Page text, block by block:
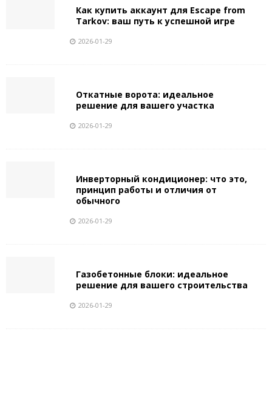
Как купить аккаунт для Escape from
Tarkov: ваш путь к успешной игре
2026-01-29
Откатные ворота: идеальное
решение для вашего участка
2026-01-29
Инверторный кондиционер: что это,
принцип работы и отличия от
обычного
2026-01-29
Газобетонные блоки: идеальное
решение для вашего строительства
2026-01-29